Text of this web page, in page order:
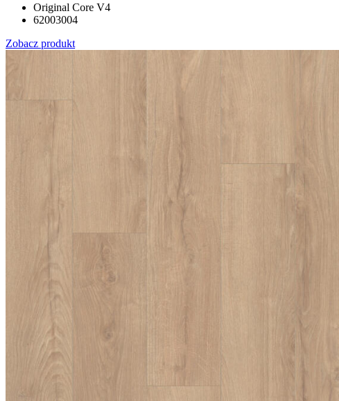
Original Core V4
62003004
Zobacz produkt